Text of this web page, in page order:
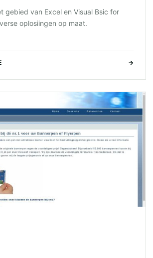
gebied van Excel en Visual Bsic for
oplosiingen op maat.
→